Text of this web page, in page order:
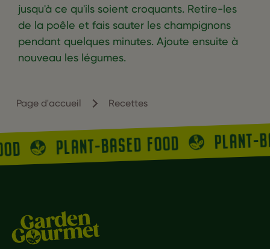
jusqu'à ce qu'ils soient croquants. Retire-les
de la poêle et fais sauter les champignons
pendant quelques minutes. Ajoute ensuite à
nouveau les légumes.
Page d'accueil Recettes
PLANT-BASED FOOD PLANT-